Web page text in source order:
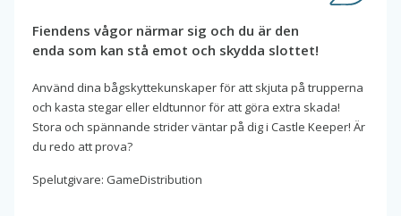
Fiendens vågor närmar sig och du är den
enda som kan stå emot och skydda slottet!
Använd dina bågskyttekunskaper för att skjuta på trupperna
och kasta stegar eller eldtunnor för att göra extra skada!
Stora och spännande strider väntar på dig i Castle Keeper! Är
du redo att prova?
Spelutgivare: GameDistribution